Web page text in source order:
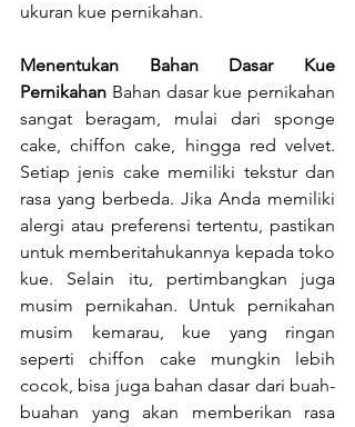
ukuran kue pernikahan.
Menentukan Bahan Dasar Kue
Pernikahan Bahan dasar kue pernikahan
sangat beragam, mulai dari sponge
cake, chiffon cake, hingga red velvet.
Setiap jenis cake memiliki tekstur dan
rasa yang berbeda. Jika Anda memiliki
alergi atau preferensi tertentu, pastikan
untuk memberitahukannya kepada toko
kue. Selain itu, pertimbangkan juga
musim pernikahan. Untuk pernikahan
musim kemarau, kue yang ringan
seperti chiffon cake mungkin lebih
cocok, bisa juga bahan dasar dari buah-
buahan yang akan memberikan rasa